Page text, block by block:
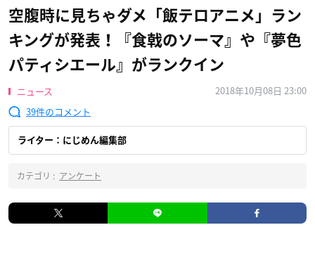
空腹時に見ちゃダメ「飯テロアニメ」ラン
キングが発表！『食戟のソーマ』や『夢色
パティシエール』がランクイン
ニュース
2018年10月08日 23:00
39
ライター：にじめん編集部
カテゴリ : アンケート